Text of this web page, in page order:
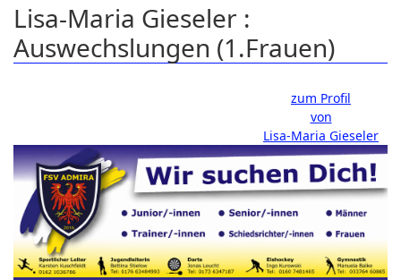
Lisa-Maria Gieseler :
Auswechslungen (1.Frauen)
zum Profil
von
Lisa-Maria Gieseler